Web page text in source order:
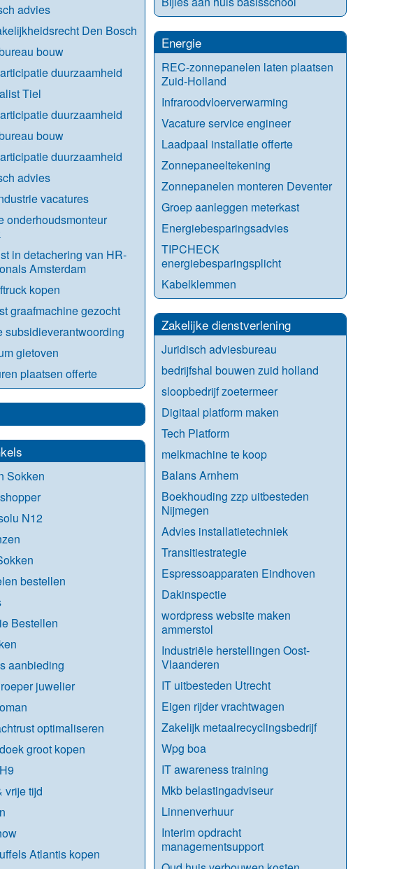
advies
Den Bosch
bouw
duurzaamheid
Tiel
duurzaamheid
bouw
duurzaamheid
advies
vacatures
onderhoudsmonteur
in detachering van HR-
Amsterdam
kopen
graafmachine gezocht
subsidieverantwoording
gietoven
plaatsen offerte
Sokken
N12
bestellen
Bestellen
aanbieding
juwelier
optimaliseren
groot kopen
vrije tijd
Atlantis kopen
Energie
REC-zonnepanelen laten plaatsen
Zuid-Holland
Infraroodvloerverwarming
Vacature service engineer
Laadpaal installatie offerte
Zonnepaneeltekening
Zonnepanelen monteren Deventer
Groep aanleggen meterkast
Energiebesparingsadvies
TIPCHECK
energiebesparingsplicht
Kabelklemmen
Zakelijke dienstverlening
Juridisch adviesbureau
bedrijfshal bouwen zuid holland
sloopbedrijf zoetermeer
Digitaal platform maken
Tech Platform
melkmachine te koop
Balans Arnhem
Boekhouding zzp uitbesteden
Nijmegen
Advies installatietechniek
Transitiestrategie
Espressoapparaten Eindhoven
Dakinspectie
wordpress website maken
ammerstol
Industriële herstellingen Oost-
Vlaanderen
IT uitbesteden Utrecht
Eigen rijder vrachtwagen
Zakelijk metaalrecyclingsbedrijf
Wpg boa
IT awareness training
Mkb belastingadviseur
Linnenverhuur
Interim opdracht
managementsupport